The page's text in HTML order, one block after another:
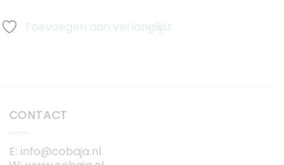
Toevoegen aan verlanglijst
CONTACT
E: info@cobaja.nl